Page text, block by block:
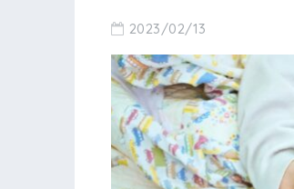
2023/02/13